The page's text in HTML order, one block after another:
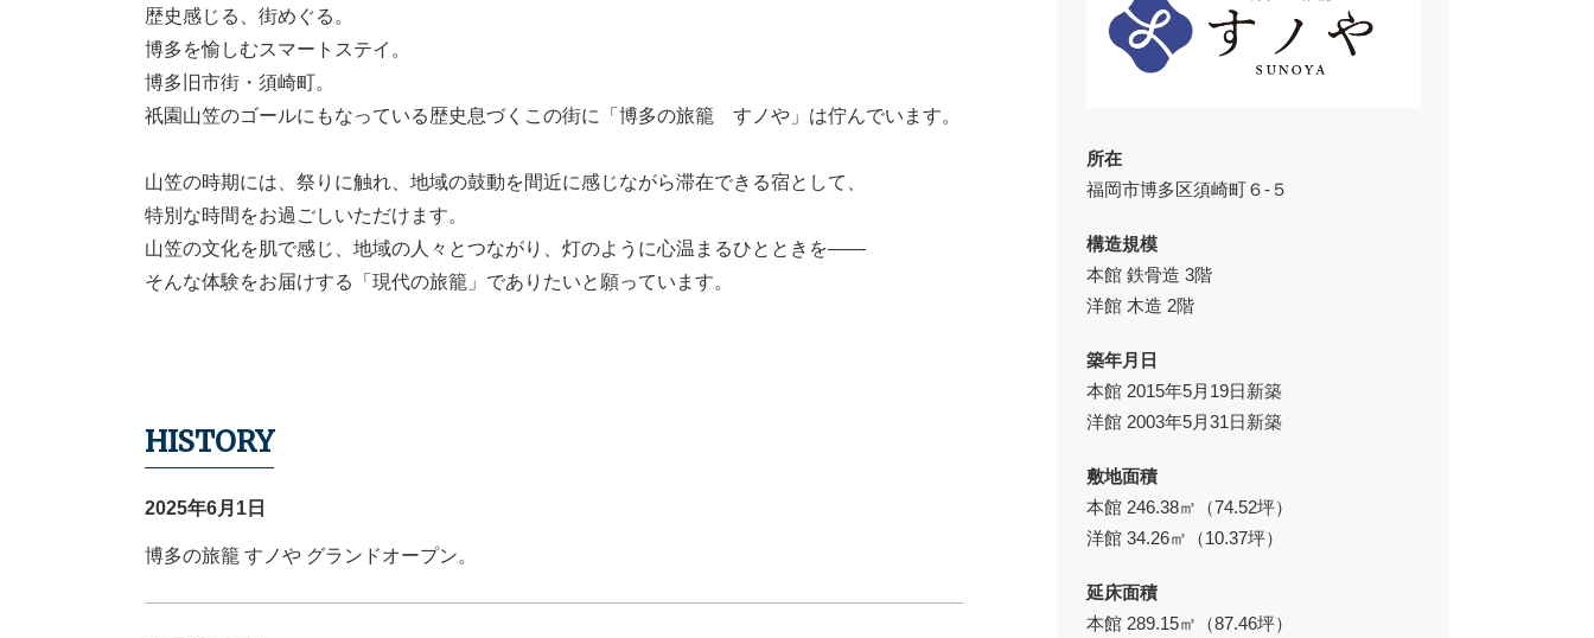
歴史感じる、街めぐる。
博多を愉しむスマートステイ。
博多旧市街・須崎町。
祇園山笠のゴールにもなっている歴史息づくこの街に「博多の旅籠 すノや」は佇んでいます。
山笠の時期には、祭りに触れ、地域の鼓動を間近に感じながら滞在できる宿として、
特別な時間をお過ごしいただけます。
山笠の文化を肌で感じ、地域の人々とつながり、灯のように心温まるひとときを——
そんな体験をお届けする「現代の旅籠」でありたいと願っています。
HISTORY
2025年6月1日
博多の旅籠 すノや グランドオープン。
所在
福岡市博多区須崎町６-５
構造規模
本館 鉄骨造 3階
洋館 木造 2階
築年月日
本館 2015年5月19日新築
洋館 2003年5月31日新築
敷地面積
本館 246.38㎡（74.52坪）
洋館 34.26㎡（10.37坪）
延床面積
本館 289.15㎡（87.46坪）